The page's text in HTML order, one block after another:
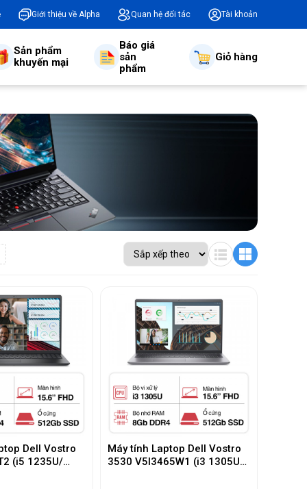
Giới thiệu về Alpha Quan hệ đối tác Tài khoản
Sản phẩm
khuyến mại
Báo giá
sản
phẩm
Giỏ hàng
Dell Vostro
(i5 1235U/
Máy tính Laptop Dell Vostro
3530 V5I3465W1 (i3 1305U/